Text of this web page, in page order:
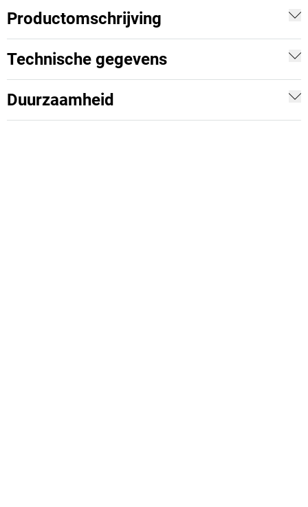
Productomschrijving
Technische gegevens
Duurzaamheid